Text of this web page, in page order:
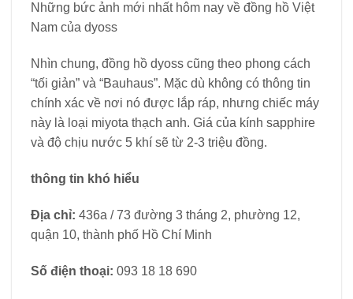
Những bức ảnh mới nhất hôm nay về đồng hồ Việt
Nam của dyoss
Nhìn chung, đồng hồ dyoss cũng theo phong cách
“tối giản” và “Bauhaus”. Mặc dù không có thông tin
chính xác về nơi nó được lắp ráp, nhưng chiếc máy
này là loại miyota thạch anh. Giá của kính sapphire
và độ chịu nước 5 khí sẽ từ 2-3 triệu đồng.
thông tin khó hiểu
Địa chỉ: 436a / 73 đường 3 tháng 2, phường 12,
quận 10, thành phố Hồ Chí Minh
Số điện thoại: 093 18 18 690